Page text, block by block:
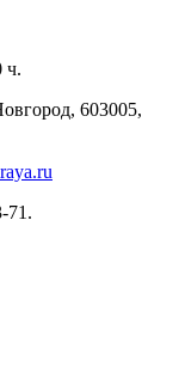
ч.
603005,
.ru
71.